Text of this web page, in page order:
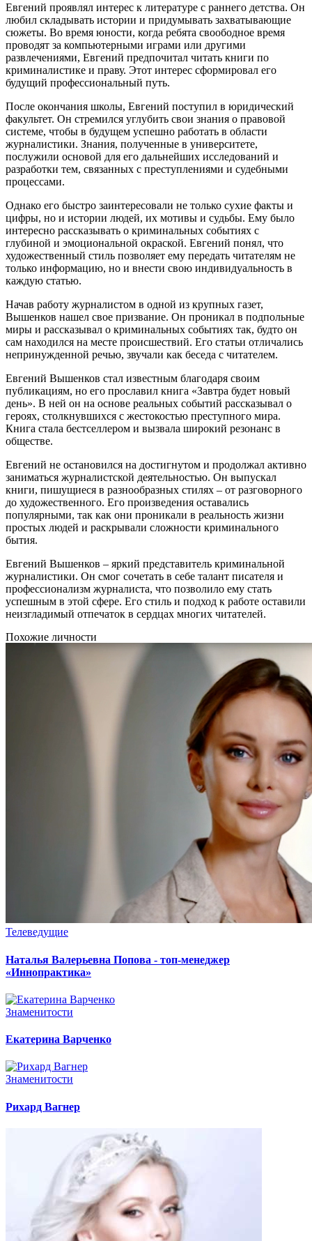
Евгений проявлял интерес к литературе с раннего детства. Он
любил складывать истории и придумывать захватывающие
сюжеты. Во время юности, когда ребята своободное время
проводят за компьютерными играми или другими
развлечениями, Евгений предпочитал читать книги по
криминалистике и праву. Этот интерес сформировал его
будущий профессиональный путь.
После окончания школы, Евгений поступил в юридический
факультет. Он стремился углубить свои знания о правовой
системе, чтобы в будущем успешно работать в области
журналистики. Знания, полученные в университете,
послужили основой для его дальнейших исследований и
разработки тем, связанных с преступлениями и судебными
процессами.
Однако его быстро заинтересовали не только сухие факты и
цифры, но и истории людей, их мотивы и судьбы. Ему было
интересно рассказывать о криминальных событиях с
глубиной и эмоциональной окраской. Евгений понял, что
художественный стиль позволяет ему передать читателям не
только информацию, но и внести свою индивидуальность в
каждую статью.
Начав работу журналистом в одной из крупных газет,
Вышенков нашел свое призвание. Он проникал в подпольные
миры и рассказывал о криминальных событиях так, будто он
сам находился на месте происшествий. Его статьи отличались
непринужденной речью, звучали как беседа с читателем.
Евгений Вышенков стал известным благодаря своим
публикациям, но его прославил книга «Завтра будет новый
день». В ней он на основе реальных событий рассказывал о
героях, столкнувшихся с жестокостью преступного мира.
Книга стала бестселлером и вызвала широкий резонанс в
обществе.
Евгений не остановился на достигнутом и продолжал активно
заниматься журналистской деятельностью. Он выпускал
книги, пишущиеся в разнообразных стилях – от разговорного
до художественного. Его произведения оставались
популярными, так как они проникали в реальность жизни
простых людей и раскрывали сложности криминального
бытия.
Евгений Вышенков – яркий представитель криминальной
журналистики. Он смог сочетать в себе талант писателя и
профессионализм журналиста, что позволило ему стать
успешным в этой сфере. Его стиль и подход к работе оставили
неизгладимый отпечаток в сердцах многих читателей.
Похожие личности
Телеведущие
Наталья Валерьевна Попова - топ-менеджер
«Иннопрактика»
Знаменитости
Екатерина Варченко
Знаменитости
Рихард Вагнер